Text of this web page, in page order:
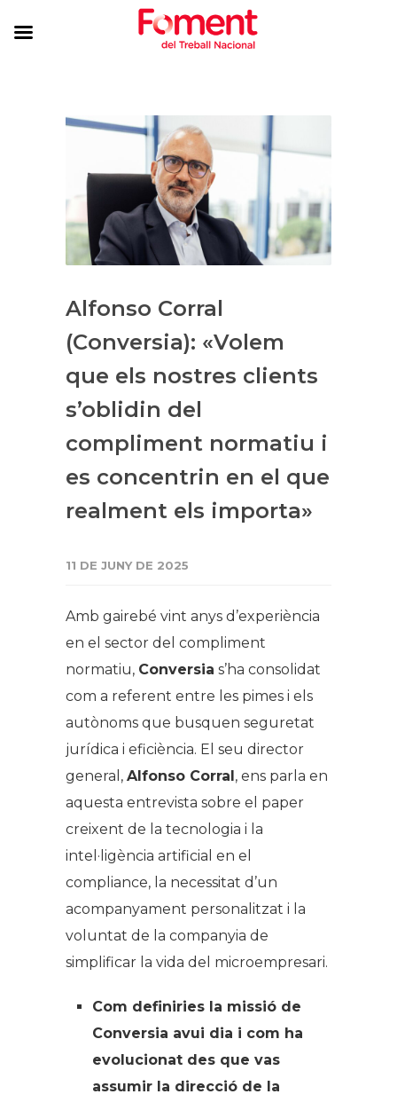
Alfonso Corral
(Conversia): «Volem
que els nostres clients
s’oblidin del
compliment normatiu i
es concentrin en el que
realment els importa»
11 DE JUNY DE 2025
Amb gairebé vint anys d’experiència
en el sector del compliment
normatiu, Conversia s’ha consolidat
com a referent entre les pimes i els
autònoms que busquen seguretat
jurídica i eficiència. El seu director
general, Alfonso Corral, ens parla en
aquesta entrevista sobre el paper
creixent de la tecnologia i la
intel·ligència artificial en el
compliance, la necessitat d’un
acompanyament personalitzat i la
voluntat de la companyia de
simplificar la vida del microempresari.
Com definiries la missió de
Conversia avui dia i com ha
evolucionat des que vas
assumir la direcció de la